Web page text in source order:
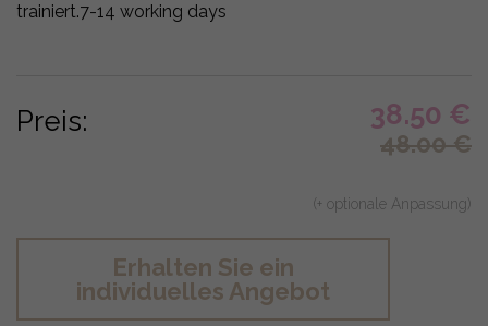
trainiert.7-14 working days
Preis: 38.50 €
48.00€
(+ optionale Anpassung)
Erhalten Sie ein
individuelles Angebot